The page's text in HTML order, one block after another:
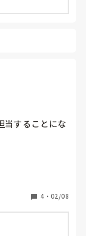
当することにな
職してきまし
ていないよう
4 ・ 02/08